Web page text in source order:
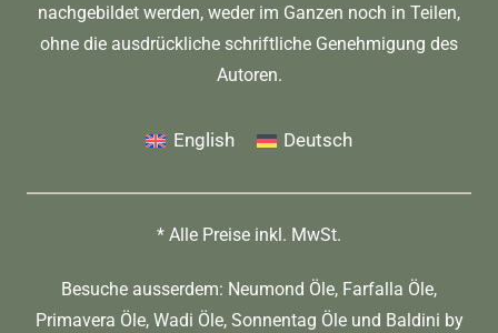
nachgebildet werden, weder im Ganzen noch in Teilen,
ohne die ausdrückliche schriftliche Genehmigung des
Autoren.
English Deutsch
* Alle Preise inkl. MwSt.
Besuche ausserdem: Neumond Öle, Farfalla Öle,
Primavera Öle, Wadi Öle, Sonnentag Öleund Baldini by